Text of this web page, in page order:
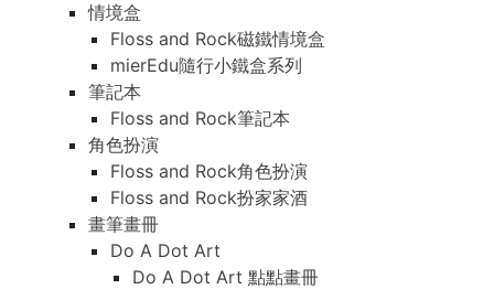
情境盒
Floss and Rock磁鐵情境盒
mierEdu隨行小鐵盒系列
筆記本
Floss and Rock筆記本
角色扮演
Floss and Rock角色扮演
Floss and Rock扮家家酒
畫筆畫冊
Do A Dot Art
Do A Dot Art 點點畫冊